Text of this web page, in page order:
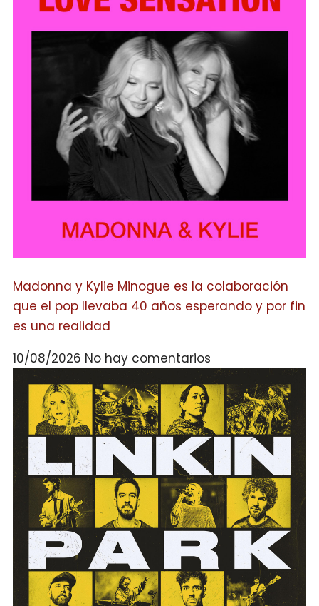
Madonna y Kylie Minogue es la colaboración
que el pop llevaba 40 años esperando y por fin
es una realidad
10/08/2026 No hay comentarios